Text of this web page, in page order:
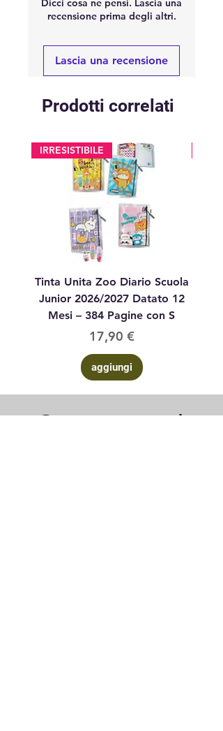
recensione prima degli altri.
Lascia una recensione
Prodotti correlati
IRRESISTIBILE
Tinta Unita Zoo Diario Scuola
Junior 2026/2027 Datato 12
Mesi – 384 Pagine con S
Prezzo
17,90 €
aggiungi
Contattaci